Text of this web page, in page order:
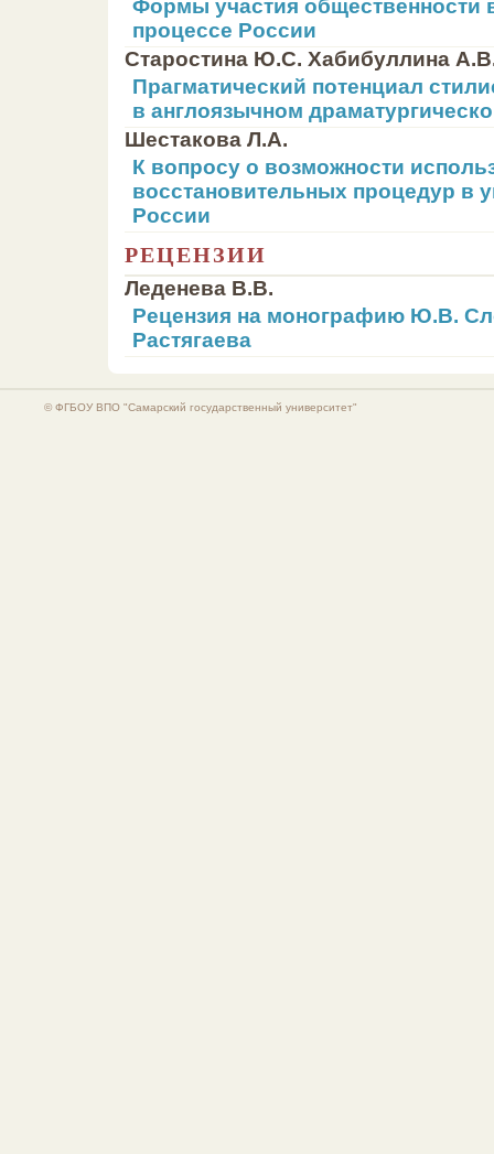
Формы участия общественности
процессе России
Старостина Ю.С. Хабибуллина
Прагматический потенциал
в англоязычном
Шестакова Л.А.
К вопросу о возможности
восстановительных процедур в
России
РЕЦЕНЗИИ
Леденева В.В.
Рецензия на монографию Ю.В.
Растягаева
© ФГБОУ ВПО "Самарский государственный университет"